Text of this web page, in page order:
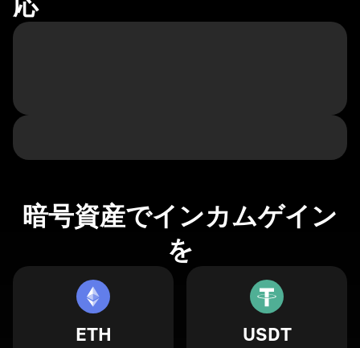
暗号資産でインカムゲイン
を
ETH USDT